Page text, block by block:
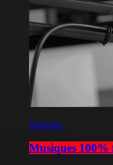
Musique
Musiques 100%